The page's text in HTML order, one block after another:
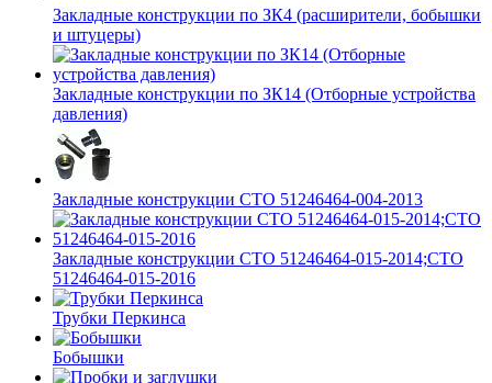
Закладные конструкции по ЗК4 (расширители, бобышки
и штуцеры)
Закладные конструкции по ЗК14 (Отборные устройства
давления)
Закладные конструкции СТО 51246464-004-2013
Закладные конструкции СТО 51246464-015-2014;СТО
51246464-015-2016
Трубки Перкинса
Бобышки